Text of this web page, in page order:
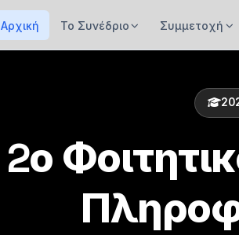
Αρχική Το Συνέδριο Συμμετοχή
2ο